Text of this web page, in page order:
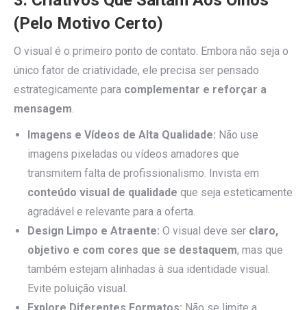
(Pelo Motivo Certo)
O visual é o primeiro ponto de contato. Embora não seja o
único fator de criatividade, ele precisa ser pensado
estrategicamente para complementar e reforçar a
mensagem.
Imagens e Vídeos de Alta Qualidade: Não use
imagens pixeladas ou vídeos amadores que
transmitem falta de profissionalismo. Invista em
conteúdo visual de qualidade que seja esteticamente
agradável e relevante para a oferta.
Design Limpo e Atraente: O visual deve ser claro,
objetivo e com cores que se destaquem, mas que
também estejam alinhadas à sua identidade visual.
Evite poluição visual.